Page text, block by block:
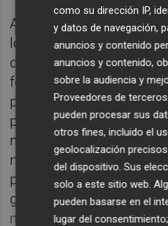
A la mencionada
los intereses
de la presentación de
fecha de notificación de
perjuicio de los
pudieran corresponder
notificación de
normativa vigente,
por ver si el Gobierno
gas la indemnización
ministra de Transición
como su dirección IP,
y datos de navegación,
anuncios y contenido
anuncios y contenido,
sobre la audiencia y
Proveedores de
pueden procesar sus
otros fines, incluido el
geolocalización
del dispositivo. Sus
solo a este sitio web.
pueden basarse en el
lugar del